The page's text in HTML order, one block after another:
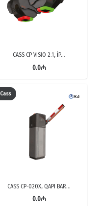
CASS CP VISIO 2.1, İP…
0.0₼
Cass
CASS CP-020X, QAPI BAR…
0.0₼